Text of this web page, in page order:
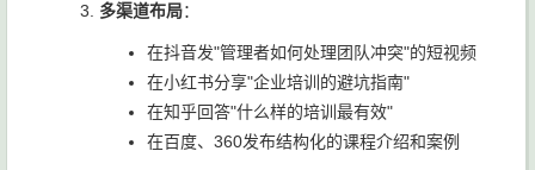
多渠道布局：
在抖音发"管理者如何处理团队冲突"的短视频
在小红书分享"企业培训的避坑指南"
在知乎回答"什么样的培训最有效"
在百度、360发布结构化的课程介绍和案例